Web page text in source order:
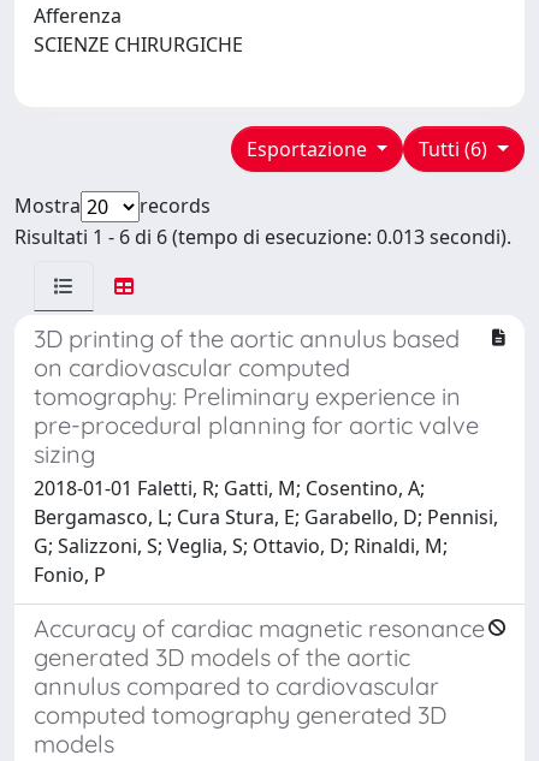
Afferenza
SCIENZE CHIRURGICHE
Tutti (6)
Esportazione
Mostra
records
Risultati 1 - 6 di 6 (tempo di esecuzione: 0.013 secondi).
3D printing of the aortic annulus based
on cardiovascular computed
tomography: Preliminary experience in
pre-procedural planning for aortic valve
sizing
2018-01-01 Faletti, R; Gatti, M; Cosentino, A;
Bergamasco, L; Cura Stura, E; Garabello, D; Pennisi,
G; Salizzoni, S; Veglia, S; Ottavio, D; Rinaldi, M;
Fonio, P
Accuracy of cardiac magnetic resonance
generated 3D models of the aortic
annulus compared to cardiovascular
computed tomography generated 3D
models